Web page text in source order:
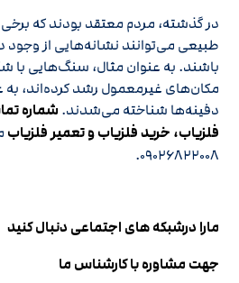
در گذشته، مردم معتقد بودند که برخی
طبیعی می‌توانند نشانه‌هایی از وجود
باشند. به عنوان مثال، سنگ‌هایی با
مکان‌های غیرمعمول رشد کرده‌اند، به
دفینه‌ها شناخته می‌شدند.شماره
فلزیاب، خرید فلزیاب و تعمیر فلزیاب
۰۹۰۲۶۸۲۲۰۰۸.
مارا درشبکه های اجتماعی دنبال کنید
جهت مشاوره با کارشناس ما